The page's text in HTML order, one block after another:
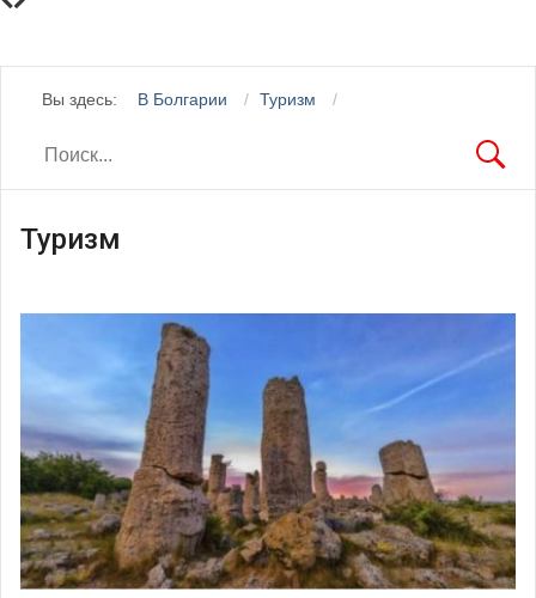
Вы здесь: В Болгарии Туризм
Туризм